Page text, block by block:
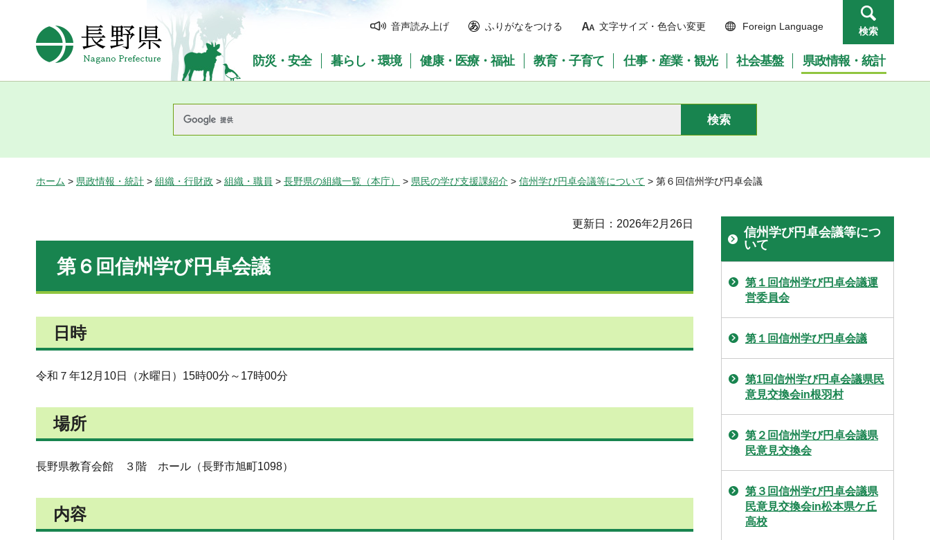
長野県Nagano Prefecture
音声読み上げ ふりがなをつける 文字サイズ・色合い変更 Foreign Language 検索
防災・安全 暮らし・環境 健康・医療・福祉 教育・子育て 仕事・産業・観光 社会基盤 県政情報・統計
ホーム > 県政情報・統計 > 組織・行財政 > 組織・職員 > 長野県の組織一覧（本庁） > 県民の学び支援課紹介 > 信州学び円卓会議等について > 第６回信州学び円卓会議
更新日：2026年2月26日
第６回信州学び円卓会議
日時
令和７年12月10日（水曜日）15時00分～17時00分
場所
長野県教育会館 ３階 ホール（長野市旭町1098）
内容
信州学び円卓会議等につ
いて
第１回信州学び円卓会議運
営委員会
第１回信州学び円卓会議
第1回信州学び円卓会議県民
意見交換会in根羽村
第２回信州学び円卓会議県
民意見交換会
第３回信州学び円卓会議県
民意見交換会in松本県ケ丘
高校